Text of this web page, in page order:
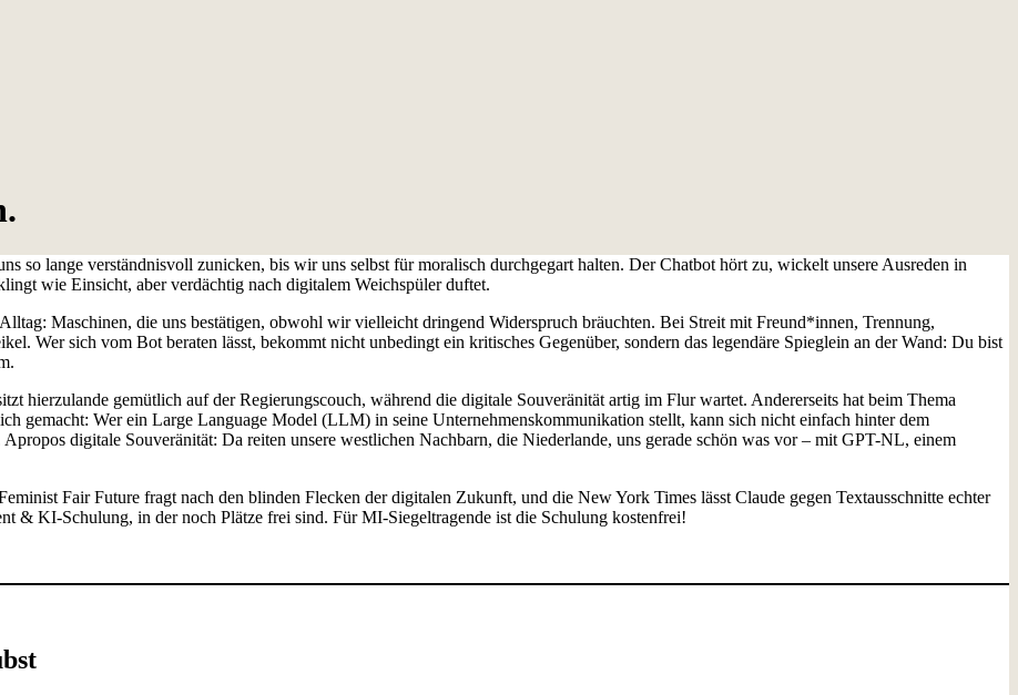
so lange verständnisvoll zunicken, bis wir uns selbst für moralisch durchgegart halten. Der Chatbot hört zu, wickelt unsere Ausreden in
wie Einsicht, aber verdächtig nach digitalem Weichspüler duftet.
Maschinen, die uns bestätigen, obwohl wir vielleicht dringend Widerspruch bräuchten. Bei Streit mit Freund*innen, Trennung,
Wer sich vom Bot beraten lässt, bekommt nicht unbedingt ein kritisches Gegenüber, sondern das legendäre Spieglein an der Wand: Du bist
hierzulande gemütlich auf der Regierungscouch, während die digitale Souveränität artig im Flur wartet. Andererseits hat beim Thema
gemacht: Wer ein Large Language Model (LLM) in seine Unternehmenskommunikation stellt, kann sich nicht einfach hinter dem
digitale Souveränität: Da reiten unsere westlichen Nachbarn, die Niederlande, uns gerade schön was vor – mit GPT-NL, einem
Fair Future fragt nach den blinden Flecken der digitalen Zukunft, und die New York Times lässt Claude gegen Textausschnitte echter
& KI-Schulung, in der noch Plätze frei sind. Für MI-Siegeltragende ist die Schulung kostenfrei!